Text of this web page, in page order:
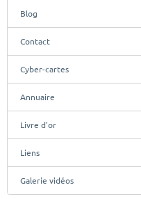
Blog
Contact
Cyber-cartes
Annuaire
Livre d'or
Liens
Galerie vidéos